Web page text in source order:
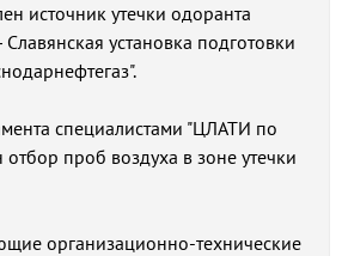
источник утечки одоранта
установка подготовки
специалистами "ЦЛАТИ по
проб воздуха в зоне утечки
организационно-технические